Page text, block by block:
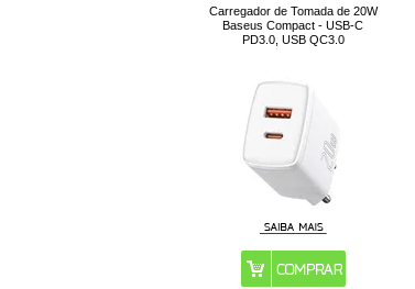
Carregador de Tomada de 20W
Baseus Compact - USB-C
PD3.0, USB QC3.0